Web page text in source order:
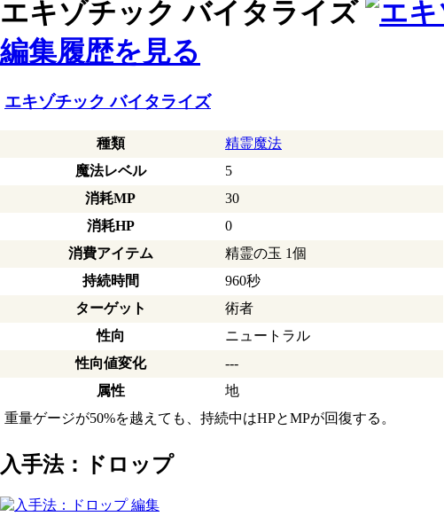
エキゾチック バイタライズ
編集履歴を見る
エキゾチック バイタライズ
種類
精霊魔法
魔法レベル
5
消耗MP
30
消耗HP
0
消費アイテム
精霊の玉 1個
持続時間
960秒
ターゲット
術者
性向
ニュートラル
性向値変化
---
属性
地
重量ゲージが50%を越えても、持続中はHPとMPが回復する。
入手法：ドロップ